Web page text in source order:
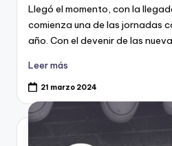
Llegó el momento, con la
comienza una de las jornadas
año. Con el devenir de las
Leer más
21 marzo 2024